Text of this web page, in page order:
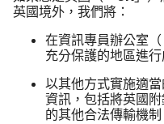
英國​境外，​我們​將：
在​資訊​專員​辦公室​（​
充分​保護​的​地區​進
以​其他​方式​實施​適
資訊，​包括​將​英國​附
的​其他​合法​傳輸​機制